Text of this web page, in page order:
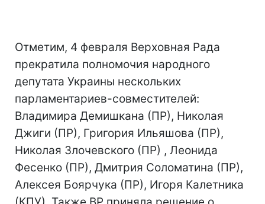
Отметим, 4 февраля Верховная Рада
прекратила полномочия народного
депутата Украины нескольких
парламентариев-совместителей:
Владимира Демишкана (ПР), Николая
Джиги (ПР), Григория Ильяшова (ПР),
Николая Злочевского (ПР) , Леонида
Фесенко (ПР), Дмитрия Соломатина (ПР),
Алексея Боярчука (ПР), Игоря Калетника